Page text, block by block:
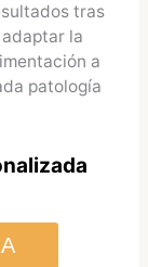
tras
adaptar la
a
patología